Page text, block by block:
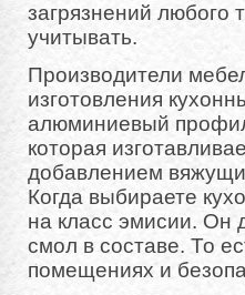
загрязнений любого
учитывать.
Производители
изготовления
алюминиевый
которая
добавлением
Когда выбираете
на класс эмисии. Он
смол в составе. То
помещениях и